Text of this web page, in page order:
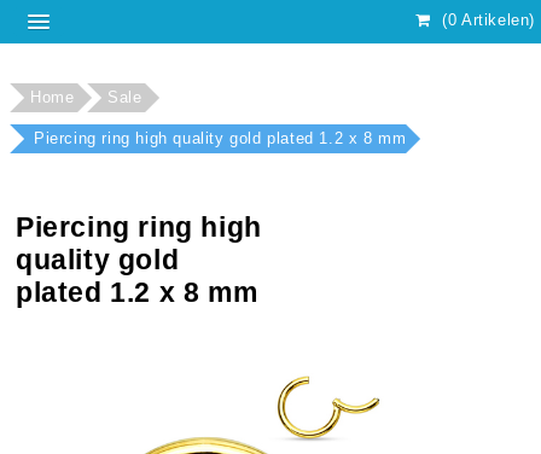
(0 Artikelen)
Home Sale
Piercing ring high quality gold plated 1.2 x 8 mm
Piercing ring high
quality gold
plated 1.2 x 8 mm